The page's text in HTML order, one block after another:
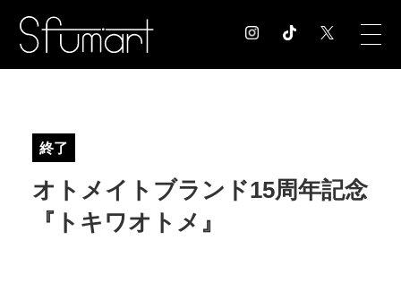
EXHIBITION 展覧会情報
MUSEUM 美術館情報
終了
オトメイトブランド15周年記念
『トキワオトメ』